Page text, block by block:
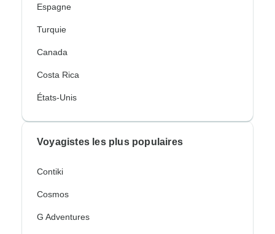
Espagne
Turquie
Canada
Costa Rica
États-Unis
Voyagistes les plus populaires
Contiki
Cosmos
G Adventures